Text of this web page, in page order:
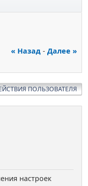
« Назад - Далее »
ПОЛЬЗОВАТЕЛЯ
настроек